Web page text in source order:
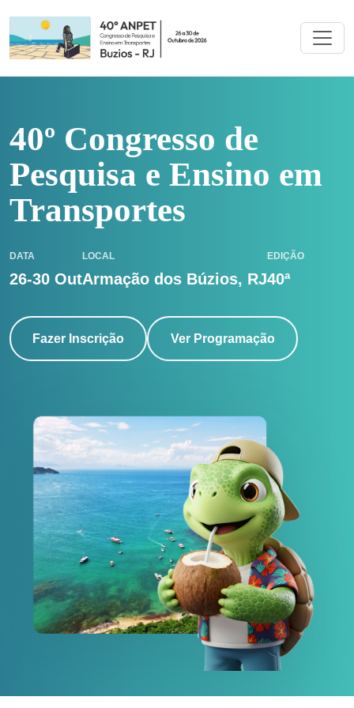
40º Congresso de
Pesquisa e Ensino em
Transportes
DATA
26-30 Out
LOCAL
Armação dos Búzios, RJ
EDIÇÃO
40ª
Fazer Inscrição Ver Programação